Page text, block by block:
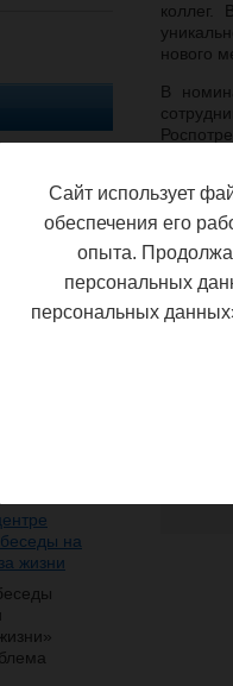
линию
на
жизни
коллег.
нового
В
Олег
премия
Сайт использует
обеспечения его
опыта.
персональных
персональных